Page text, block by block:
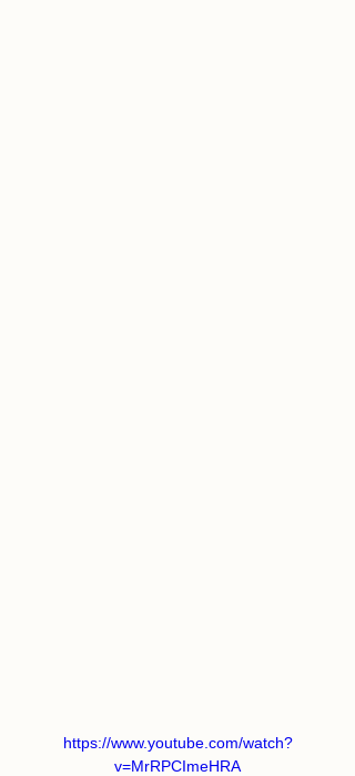
https://www.youtube.com/watch?
v=MrRPCImeHRA